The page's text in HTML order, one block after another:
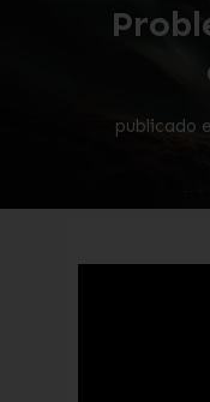
publicado